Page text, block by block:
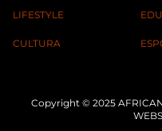
LIFESTYLE
CULTURA
Copyright © 2025